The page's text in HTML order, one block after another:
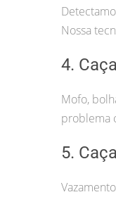
Nossa
4.
Mofo,
problema
5.